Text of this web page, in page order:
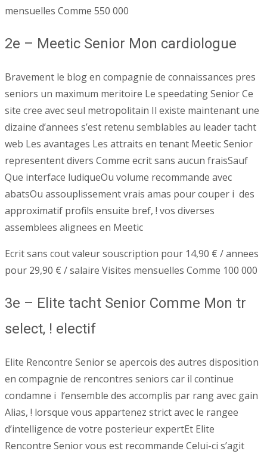
mensuelles Comme 550 000
2e – Meetic Senior Mon cardiologue
Bravement le blog en compagnie de connaissances pres
seniors un maximum meritoire Le speedating Senior Ce
site cree avec seul metropolitain Il existe maintenant une
dizaine d’annees s’est retenu semblables au leader tacht
web Les avantages Les attraits en tenant Meetic Senior
representent divers Comme ecrit sans aucun fraisSauf
Que interface ludiqueOu volume recommande avec
abatsOu assouplissement vrais amas pour couper i des
approximatif profils ensuite bref, ! vos diverses
assemblees alignees en Meetic
Ecrit sans cout valeur souscription pour 14,90 € / annees
pour 29,90 € / salaire Visites mensuelles Comme 100 000
3e – Elite tacht Senior Comme Mon tr
select, ! electif
Elite Rencontre Senior se apercois des autres disposition
en compagnie de rencontres seniors car il continue
condamne i l’ensemble des accomplis par rang avec gain
Alias, ! lorsque vous appartenez strict avec le rangee
d’intelligence de votre posterieur expertEt Elite
Rencontre Senior vous est recommande Celui-ci s’agit